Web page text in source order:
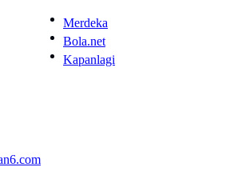
Merdeka
Bola.net
Kapanlagi